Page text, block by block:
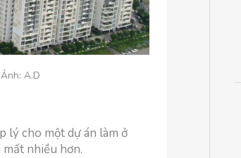
A.D
lý cho một dự án làm ở
nhiều hơn.